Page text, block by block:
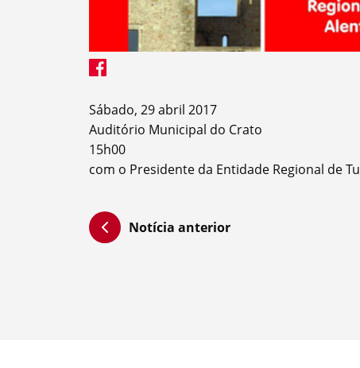
Filtros
Sábado, 29 abril 2017
Auditório Municipal do Crato
15h00
com o Presidente da Entidade Regional de
Notícia anterior